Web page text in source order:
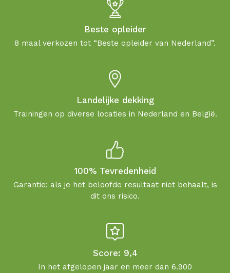
Beste opleider
8 maal verkozen tot “Beste opleider van Nederland”.
Landelijke dekking
Trainingen op diverse locaties in Nederland en België.
100% Tevredenheid
Garantie: als je het beloofde resultaat niet behaalt, is
dit ons risico.
Score: 9,4
In het afgelopen jaar en meer dan 6.900